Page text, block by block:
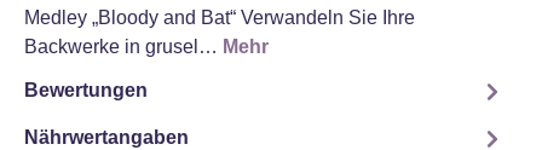
Medley „Bloody and Bat“ Verwandeln Sie Ihre
Backwerke in grusel… Mehr
Bewertungen
Nährwertangaben